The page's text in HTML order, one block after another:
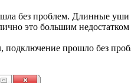
без проблем. Длинные
это большим
подключение прошло